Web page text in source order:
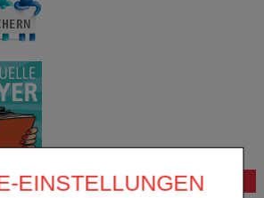
EINSTELLUNGEN
Bestellung